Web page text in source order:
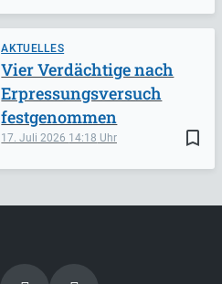
AKTUELLES
bookmark_border
17. Juli 2026 14:18
Vier Verdächtige nach
Erpressungsversuch
festgenommen